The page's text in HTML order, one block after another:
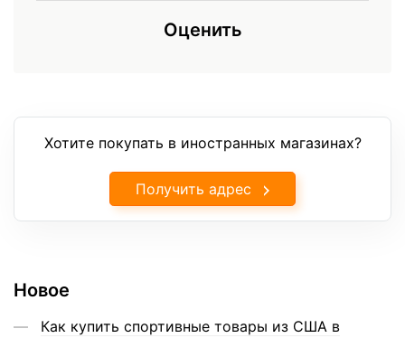
Оценить
Хотите покупать в иностранных магазинах?
Получить адрес
Новое
Как купить спортивные товары из США в